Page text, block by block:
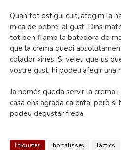
Quan tot estigui cuit, afegim la
mica de pebre, al gust. Dins
tot ben fi amb la batedora de
que la crema quedi
colador xines. Si veieu que us
vostre gust, hi podeu afegir una
Ja només queda servir la crema
casa ens agrada calenta, però si
podeu degustar freda.
Etiquetes hortalisses làctics